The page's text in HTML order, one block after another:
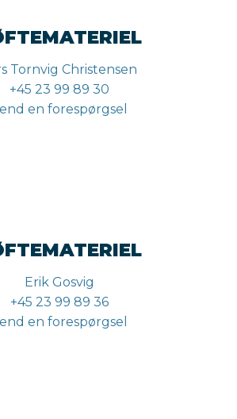
Tornvig Christensen
+45 23 99 89 30
en forespørgsel
Erik Gosvig
+45 23 99 89 36
en forespørgsel